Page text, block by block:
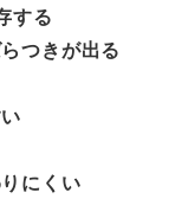
する
つきが出る
にくい